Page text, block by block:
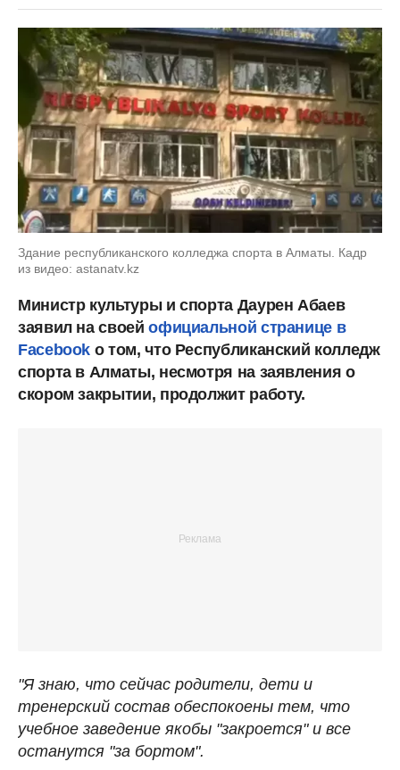
Здание республиканского колледжа спорта в Алматы. Кадр
из видео: astanatv.kz
Министр культуры и спорта Даурен Абаев
заявил на своейофициальной странице в
Facebook о том, что Республиканский колледж
спорта в Алматы, несмотря на заявления о
скором закрытии, продолжит работу.
"Я знаю, что сейчас родители, дети и
тренерский состав обеспокоены тем, что
учебное заведение якобы "закроется" и все
останутся "за бортом".